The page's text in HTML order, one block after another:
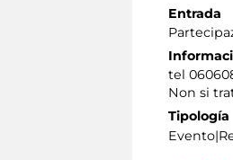
Entrada
tel
Non si
Tipología